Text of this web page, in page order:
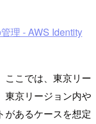
理 - AWS Identity
ここでは、東京リー
東京リージョン内や
があるケースを想定